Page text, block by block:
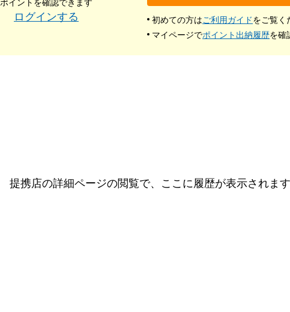
ポイントを確認できます
ログインする 初めての方はご利用ガイドをご覧く
マイページでポイント出納履歴を確
提携店の詳細ページの閲覧で、ここに履歴が表示されます